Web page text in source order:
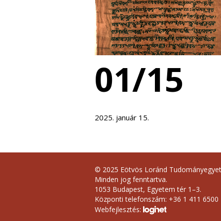
01/15
2025. január 15.
© 2025 Eötvös Loránd
Minden jog fenntartva.
1053 Budapest, Egyetem tér 1–3.
Központi telefonszám: +36 1 411 6500
Webfejlesztés: